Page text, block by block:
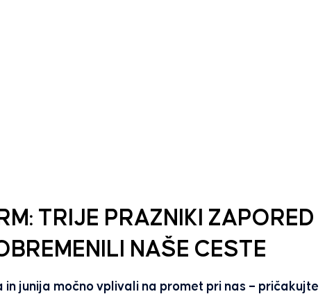
TRIJE PRAZNIKI ZAPORED
NAŠE CESTE
in junija močno vplivali na promet pri nas – pričakujte